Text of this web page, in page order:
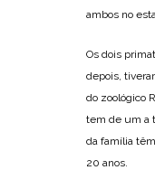
ambos no
Os dois
depois,
do zoológico
tem de um a
da família
20 anos.